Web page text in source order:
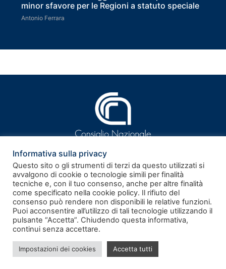
minor sfavore per le Regioni a statuto speciale
Antonio Ferrara
Rivista telematica – Registrazione al Tribunale di Roma n.
186/2011 del 17.06.2011
ISSN 2281-9339
Informativa sulla privacy
Questo sito o gli strumenti di terzi da questo utilizzati si
avvalgono di cookie o tecnologie simili per finalità
tecniche e, con il tuo consenso, anche per altre finalità
come specificato nella cookie policy. Il rifiuto del
consenso può rendere non disponibili le relative funzioni.
Puoi acconsentire all’utilizzo di tali tecnologie utilizzando il
pulsante “Accetta”. Chiudendo questa informativa,
continui senza accettare.
Impostazioni dei cookies Accetta tutti